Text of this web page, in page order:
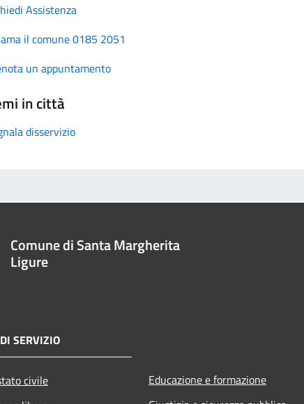
Assistenza
il comune 0185 2051
un appuntamento
in città
disservizio
Comune di Santa Margherita
Ligure
SERVIZIO
civile
Educazione e formazione